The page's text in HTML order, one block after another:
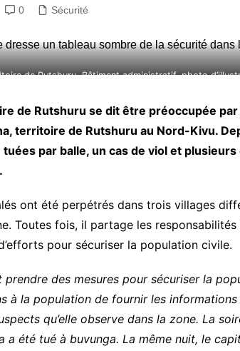
0 Sécurité
de Rutshuru, Bâtiment administratif, photo
de Rutshuru se dit être préoccupée par
territoire de Rutshuru au Nord-Kivu.
par balle, un cas de viol et
ont été perpétrés dans trois villages
Toutes fois, il partage les
pour sécuriser la population civile.
des mesures pour sécuriser la
à la population de fournir les
qu’elle observe dans la zone. La
a été tué à buvunga. La même nuit, le